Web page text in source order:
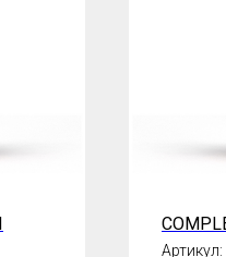
Артикул: